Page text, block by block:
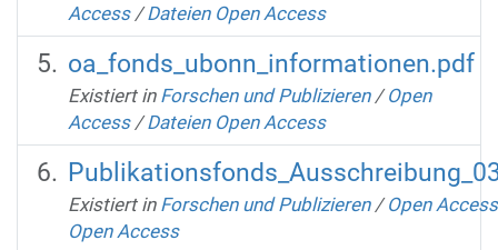
Access /Dateien Open Access
oa_fonds_ubonn_informationen.pdf
Existiert in Forschen und Publizieren /Open
Access /Dateien Open Access
Existiert in Forschen und Publizieren /Open Access
Open Access